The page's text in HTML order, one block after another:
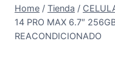
Home / Tienda /
14 PRO MAX 6.7″
REACONDICIONADO